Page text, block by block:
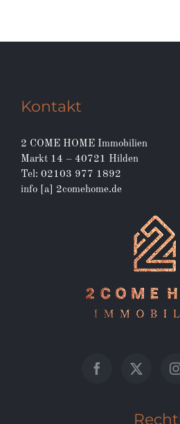
Kontakt
2 COME HOME Immobilien
Markt 14 – 40721 Hilden
Tel: 02103 977 1892
info [a] 2comehome.de